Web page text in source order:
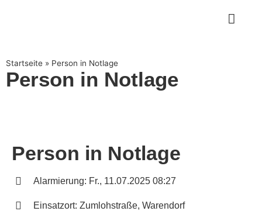
Startseite » Person in Notlage
Person in Notlage
Person in Notlage
Alarmierung: Fr., 11.07.2025 08:27
Einsatzort: Zumlohstraße, Warendorf